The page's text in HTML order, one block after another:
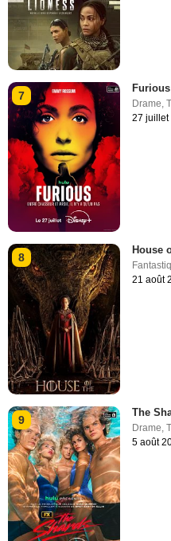
7
Furious
Drame,
27 juillet
8
House
21 août
9
The
Drame ,
5 août